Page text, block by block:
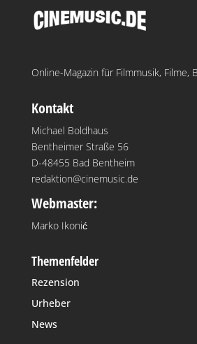
Online-Magazin für Filmmusik, Filme,
Kontakt
Michael Boldhaus
Bentheimer Straße 56
D-48455 Bad Bentheim
redaktion@cinemusic.de
Webmaster:
Marko Ikonić
Themenfelder
Rezension
Urheber
News